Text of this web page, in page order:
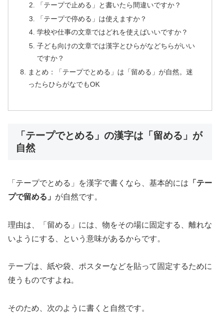
「テープで止める」と書いたら間違いですか？
「テープで停める」は使えますか？
学校や仕事の文章ではどれを使えばいいですか？
子ども向けの文章では漢字とひらがなどちらがいい
ですか？
まとめ：「テープでとめる」は「留める」が自然。迷
ったらひらがなでもOK
「テープでとめる」の漢字は「留める」が
自然
「テープでとめる」を漢字で書くなら、基本的には 「テー
プで留める」 が自然です。
理由は、「留める」には、物をその場に固定する、離れな
いようにする、という意味があるからです。
テープは、紙や袋、ポスターなどを貼って固定するために
使うものですよね。
そのため、次のように書くと自然です。